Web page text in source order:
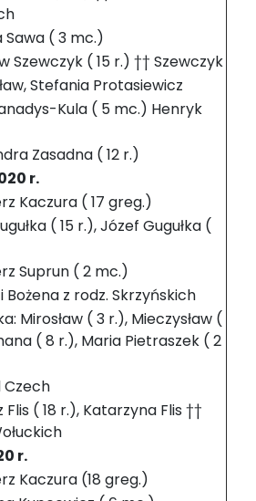
Sawa ( 3 mc.)
Szewczyk ( 15 r.) †† Szewczyk
Stefania Protasiewicz
Kula ( 5 mc.) Henryk
Zasadna ( 12 r.)
r.
Kaczura ( 17 greg.)
( 15 r.), Józef Gugułka (
Suprun ( 2 mc.)
Bożena z rodz. Skrzyńskich
Mirosław ( 3 r.), Mieczysław (
( 8 r.), Maria Pietraszek ( 2
Czech
Flis ( 18 r.), Katarzyna Flis ††
r.
Kaczura (18 greg.)